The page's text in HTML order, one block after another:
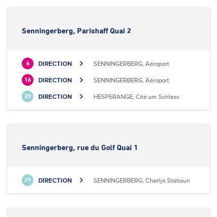
Senningerberg, Parishaff Quai 2
6 DIRECTION SENNINGERBERG, Aéroport
16 DIRECTION SENNINGERBERG, Aéroport
29 DIRECTION HESPERANGE, Cité um Schlass
Senningerberg, rue du Golf Quai 1
29 DIRECTION SENNINGERBERG, Charlys Statioun